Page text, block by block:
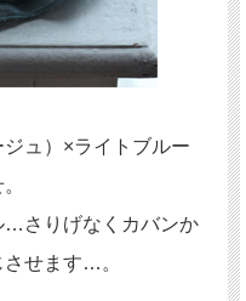
ュ）×ライトブルー
…さりげなくカバンか
せます…。